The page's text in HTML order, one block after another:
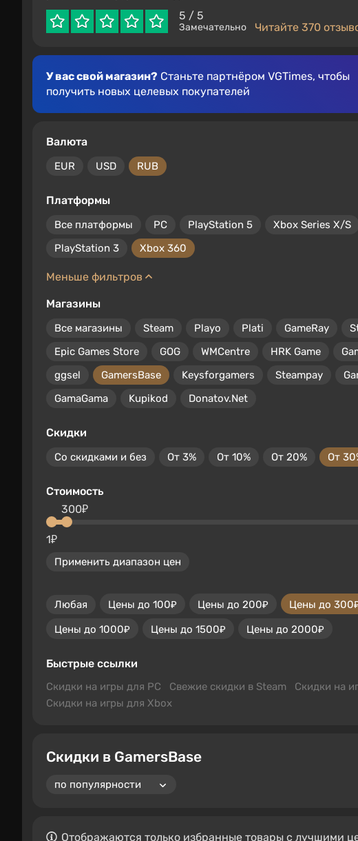
5 / 5
Замечательно Читайте 370
У вас свой магазин? Станьте партнёром VGTimes, чтобы
получить новых целевых покупателей
Валюта
EUR USD RUB
Платформы
Все платформы PC PlayStation 5 Xbox Series X/S
PlayStation 3
Xbox 360
Меньше фильтров
Магазины
Все магазины Steam Playo Plati GameRay
Epic Games Store
GOG WMCentre HRK Game
ggsel
GamersBase Keysforgamers Steampay
GamaGama
Kupikod Donatov.Net
Скидки
Со скидками и без От 3% От 10% От 20% От
Стоимость
1₽
300₽
Применить диапазон цен
Любая Цены до 100₽ Цены до 200₽ Цены до
Цены до 1000₽
Цены до 1500₽ Цены до 2000₽
Быстрые ссылки
Скидки на игры для PC Свежие скидки в Steam Скидки на
Скидки на игры для Xbox
Скидки в GamersBase
Отображаются только избранные товары с лучшими